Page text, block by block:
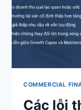
HỢP
VỚI
COMMERCIAL
Các lỗi